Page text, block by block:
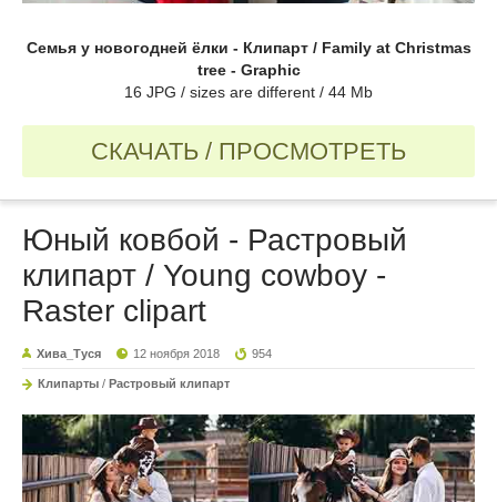
Семья у новогодней ёлки - Клипарт / Family at Christmas
tree - Graphic
16 JPG / sizes are different / 44 Mb
СКАЧАТЬ / ПРОСМОТРЕТЬ
Юный ковбой - Растровый
клипарт / Young cowboy -
Raster clipart
Хива_Туся 12 ноября 2018 954
Клипарты / Растровый клипарт